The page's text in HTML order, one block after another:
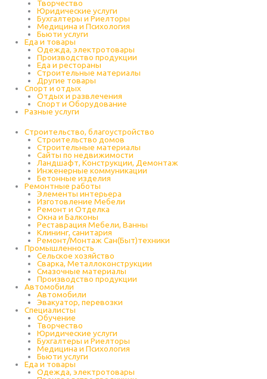
Творчество
Юридические услуги
Бухгалтеры и Риелторы
Медицина и Психология
Бьюти услуги
Еда и товары
Одежда, электротовары
Производство продукции
Еда и рестораны
Строительные материалы
Другие товары
Спорт и отдых
Отдых и развлечения
Спорт и Оборудование
Разные услуги
Строительство, благоустройство
Строительство домов
Строительные материалы
Сайты по недвижимости
Ландшафт, Конструкции, Демонтаж
Инженерные коммуникации
Бетонные изделия
Ремонтные работы
Элементы интерьера
Изготовление Мебели
Ремонт и Отделка
Окна и Балконы
Реставрация Мебели, Ванны
Клининг, санитария
Ремонт/Монтаж Сан(Быт)техники
Промышленность
Cельское хозяйство
Сварка, Металлоконструкции
Cмазочные материалы
Производство продукции
Автомобили
Автомобили
Эвакуатор, перевозки
Специалисты
Обучение
Творчество
Юридические услуги
Бухгалтеры и Риелторы
Медицина и Психология
Бьюти услуги
Еда и товары
Одежда, электротовары